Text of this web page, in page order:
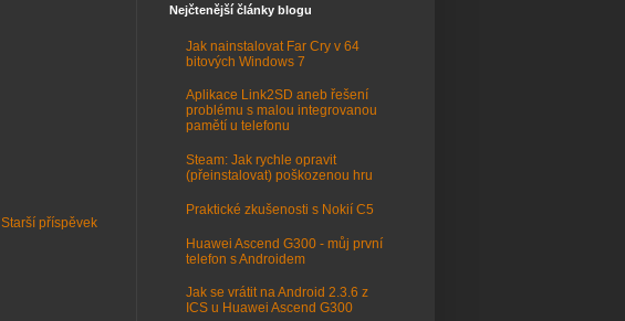
Starší příspěvek
Nejčtenější články blogu
Jak nainstalovat Far Cry v 64
bitových Windows 7
Aplikace Link2SD aneb řešení
problému s malou integrovanou
pamětí u telefonu
Steam: Jak rychle opravit
(přeinstalovat) poškozenou hru
Praktické zkušenosti s Nokií C5
Huawei Ascend G300 - můj první
telefon s Androidem
Jak se vrátit na Android 2.3.6 z
ICS u Huawei Ascend G300